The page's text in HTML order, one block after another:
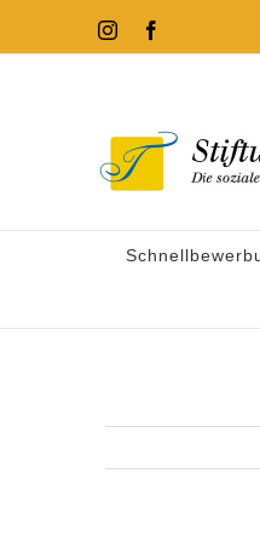
Inhalt
Instagram